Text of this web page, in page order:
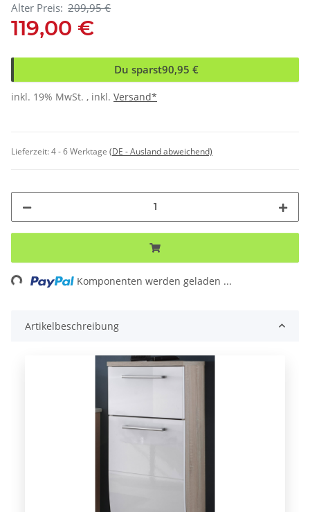
Alter Preis: 209,95 €
119,00 €
Du sparst90,95 €
inkl. 19% MwSt. , inkl. Versand*
Lieferzeit:4 - 6 Werktage (DE - Ausland abweichend)
Loading... Komponenten werden geladen ...
Artikelbeschreibung